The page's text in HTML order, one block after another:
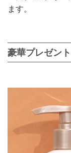
ます。
豪華プレゼン